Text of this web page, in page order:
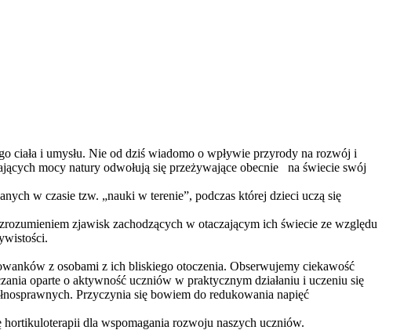
ciała i umysłu. Nie od dziś wiadomo o wpływie przyrody na rozwój i
mocy natury odwołują się przeżywające obecnie na świecie swój
w czasie tzw. „nauki w terenie”, podczas której dzieci uczą się
zjawisk zachodzących w otaczającym ich świecie ze względu
z osobami z ich bliskiego otoczenia. Obserwujemy ciekawość
oparte o aktywność uczniów w praktycznym działaniu i uczeniu się
Przyczynia się bowiem do redukowania napięć
dla wspomagania rozwoju naszych uczniów.